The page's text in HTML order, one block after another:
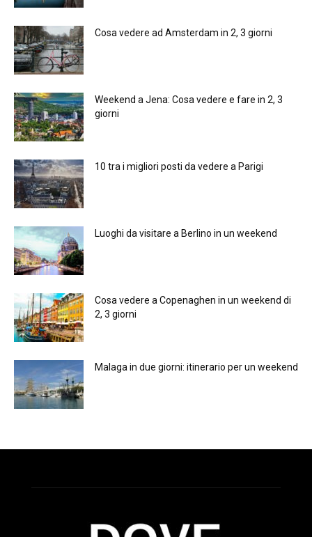
Cosa vedere ad Amsterdam in 2, 3 giorni
Weekend a Jena: Cosa vedere e fare in 2, 3
giorni
10 tra i migliori posti da vedere a Parigi
Luoghi da visitare a Berlino in un weekend
Cosa vedere a Copenaghen in un weekend di
2, 3 giorni
Malaga in due giorni: itinerario per un weekend